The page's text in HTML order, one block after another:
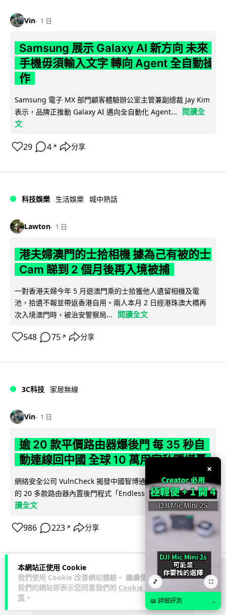
本網站正使用 Cookie
我們使用 Cookie 改善網站體驗。 繼續使用
我們的網站即表示您同意我們的 Cookie 政
策 。
Vin 1 日
Samsung 展示 Galaxy AI 新方向 未來
手機毋須輸入文字 轉向 Agent 全自動操
作
Samsung 電子 MX 部門顧客體驗辦公室主管兼副總裁 Jay Kim
表示，品牌正推動 Galaxy AI 邁向全自動化 Agent...
閱讀全
文
29 4 ↗ 分享
科技娛樂 生活娛樂 城中熱話
Lawton 1 日
港夫婦澳門的士拾相機 據為己有被的士
Cam 睇到 2 個月後再入境被捕
一對香港夫婦今年 5 月遊澳門乘的士拾獲他人遺留相機及電
池，拾遺不報並帶返香港自用。兩人本月 2 日經港珠澳大橋再
次入境澳門時，被治安警察局...
閱讀全文
548 75 ↗ 分享
3C科技 家居無線
Vin 1 日
逾 20 款平價路由器爆後門 每 35 秒自
動連線回中國 全球 10 萬用家私隱堪憂
網絡安全公司 VulnCheck 揭發中國智博通電子（Zbtlink）生產
的 20 多款路由器內置後門程式「Endlessdoors」（無盡... 閱
讀全文
986 223 ↗ 分享
ADVERTISEMENT
×
🎵 ⛶
📖 詳細評測 →